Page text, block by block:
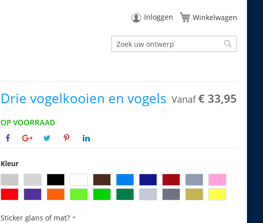
Inloggen Winkelwagen
Zoek
Drie vogelkooien en vogels Vanaf € 33,95
OP VOORRAAD
Kleur
Sticker glans of mat?